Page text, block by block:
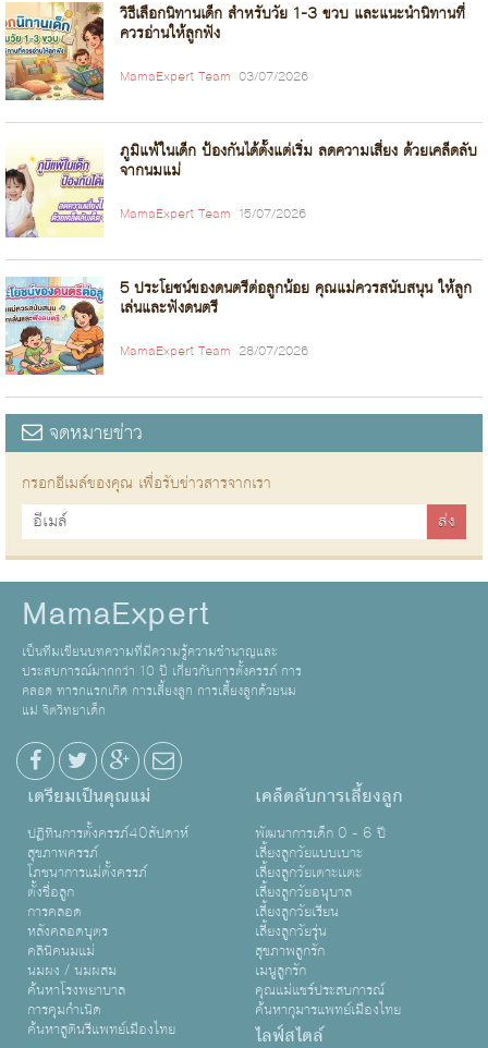
วิธีเลือกนิทานเด็ก สำหรับวัย 1-3 ขวบ และแนะนำนิทานที่
ควรอ่านให้ลูกฟัง
MamaExpert Team 03/07/2026
ภูมิแพ้ในเด็ก ป้องกันได้ตั้งแต่เริ่ม ลดความเสี่ยง ด้วยเคล็ดลับ
จากนมแม่
MamaExpert Team 15/07/2026
5 ประโยชน์ของดนตรีต่อลูกน้อย คุณแม่ควรสนับสนุน ให้ลูก
เล่นและฟังดนตรี
MamaExpert Team 28/07/2026
จดหมายข่าว
กรอกอีเมล์ของคุณ เพื่อรับข่าวสารจากเรา
MamaExpert
เป็นทีมเขียนบทความที่มีความรู้ความชำนาญและ
ประสบการณ์มากกว่า 10 ปี เกี่ยวกับการตั้งครรภ์ การ
คลอด ทารกแรกเกิด การเลี้ยงลูก การเลี้ยงลูกด้วยนม
แม่ จิตวิทยาเด็ก
เตรียมเป็นคุณแม่
ปฏิทินการตั้งครรภ์40สัปดาห์
สุขภาพครรภ์
โภชนาการแม่ตั้งครรภ์
ตั้งชื่อลูก
การคลอด
หลังคลอดบุตร
คลินิคนมแม่
นมผง / นมผสม
ค้นหาโรงพยาบาล
การคุมกำเนิด
ค้นหาสูตินรีแพทย์เมืองไทย
เคล็ดลับการเลี้ยงลูก
พัฒนาการเด็ก 0 - 6 ปี
เลี้ยงลูกวัยแบบเบาะ
เลี้ยงลูกวัยเตาะเเตะ
เลี้ยงลูกวัยอนุบาล
เลี้ยงลูกวัยเรียน
เลี้ยงลูกวัยรุ่น
สุขภาพลูกรัก
เมนูลูกรัก
คุณแม่แชร์ประสบการณ์
ค้นหากุมารแพทย์เมืองไทย
ไลฟ์สไตล์